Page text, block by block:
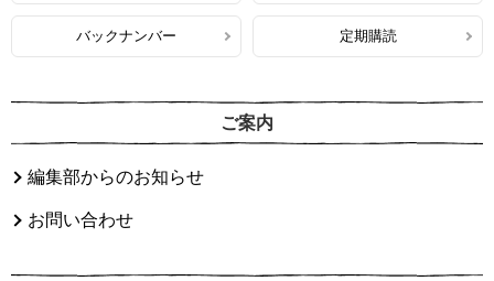
バックナンバー 定期購読
ご案内
編集部からのお知らせ
お問い合わせ